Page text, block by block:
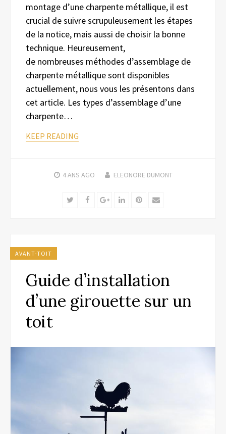
montage d’une charpente métallique, il est
crucial de suivre scrupuleusement les étapes
de la notice, mais aussi de choisir la bonne
technique. Heureusement,
de nombreuses méthodes d’assemblage de
charpente métallique sont disponibles
actuellement, nous vous les présentons dans
cet article. Les types d’assemblage d’une
charpente…
KEEP READING
4 ANS AGO ELEONORE DUMONT
TwitterFacebookGoogle+LinkedInPinterest
Email
AVANT-TOIT
Guide d’installation
d’une girouette sur un
toit